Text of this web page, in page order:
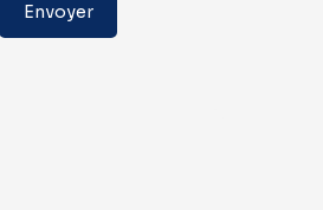
Envoyer